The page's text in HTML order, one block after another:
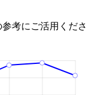
考にご活用くださ